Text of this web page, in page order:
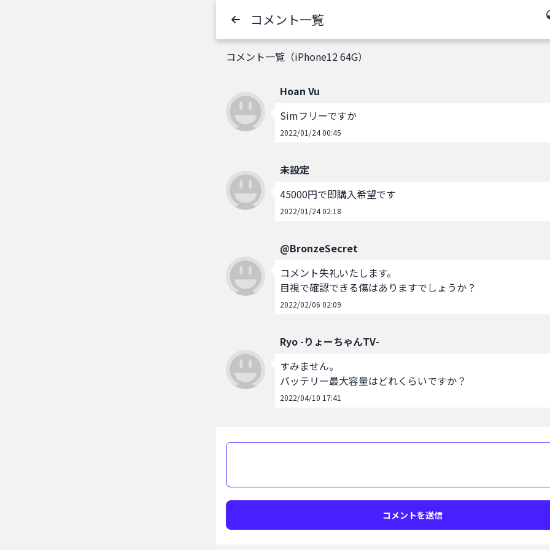
コメント一覧
コメント一覧（iPhone12 64G）
Hoan Vu
Simフリーですか
2022/01/24 00:45
未設定
45000円で即購入希望です
2022/01/24 02:18
@BronzeSecret
コメント失礼いたします。
目視で確認できる傷はありますでしょうか？
2022/02/06 02:09
Ryo -りょーちゃんTV-
すみません。
バッテリー最大容量はどれくらいですか？
2022/04/10 17:41
コメントを送信